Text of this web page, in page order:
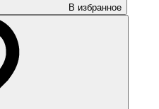
В избранное